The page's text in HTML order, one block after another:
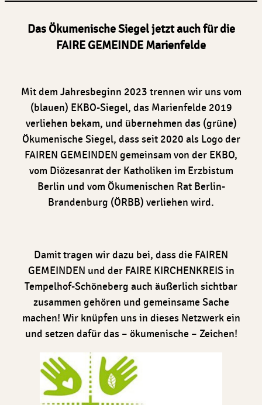
Das Ökumenische Siegel jetzt auch für die
FAIRE GEMEINDE Marienfelde
Mit dem Jahresbeginn 2023 trennen wir uns vom
(blauen) EKBO-Siegel, das Marienfelde 2019
verliehen bekam, und übernehmen das (grüne)
Ökumenische Siegel, dass seit 2020 als Logo der
FAIREN GEMEINDEN gemeinsam von der EKBO,
vom Diözesanrat der Katholiken im Erzbistum
Berlin und vom Ökumenischen Rat Berlin-
Brandenburg (ÖRBB) verliehen wird.
Damit tragen wir dazu bei, dass die FAIREN
GEMEINDEN und der FAIRE KIRCHENKREIS in
Tempelhof-Schöneberg auch äußerlich sichtbar
zusammen gehören und gemeinsame Sache
machen! Wir knüpfen uns in dieses Netzwerk ein
und setzen dafür das – ökumenische – Zeichen!